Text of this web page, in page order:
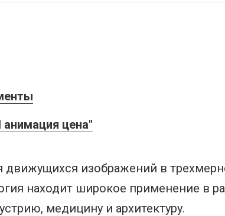
цена"
движущихся изображений в
находит широкое применение в
медицину и архитектуру.